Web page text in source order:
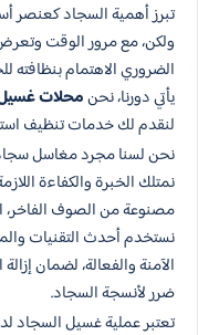
تبرز أهمية السجاد كعنصر
ولكن، مع مرور الوقت
الضروري الاهتمام بنظافته
يأتي دورنا، نحنمحلات
لنقدم لك خدمات تنظيف
نحن لسنا مجرد مغاسل سجاد
نمتلك الخبرة والكفاءة
مصنوعة من الصوف الفاخر،
نستخدم أحدث التقنيات
الآمنة والفعالة، لضمان
ضرر لأنسجة السجاد.
تعتبر عملية غسيل السجاد